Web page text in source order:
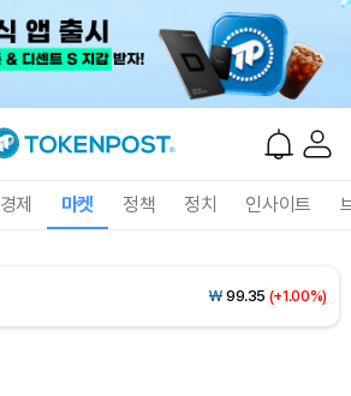
경제 마켓 정책 정치 인사이트
₩104,898(+1.06%)
92,510,131 (+0.80%)